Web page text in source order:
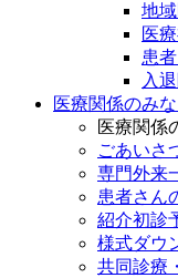
地
医
患
入
医療関係のみな
医療関係
ごあいさ
専門外来
患者さん
紹介初診
様式ダウ
共同診療